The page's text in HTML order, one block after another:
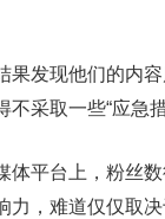
果发现他们的内
采取一些“应急
平台上，粉丝
，难道仅仅取决